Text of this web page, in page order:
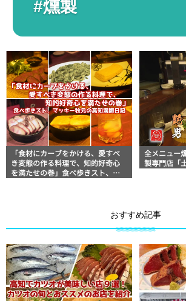
#燻製
「食材にカーブをかける、愛すべ
き変態の作る料理で、知的好奇心
を満たせの巻」食べ歩きスト、マ
全メニュー
製専門店「
おすすめ記事